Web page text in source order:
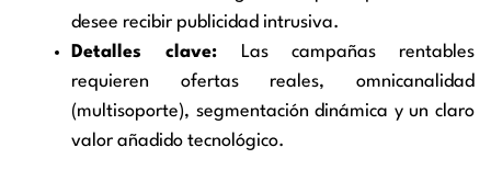
desee recibir publicidad intrusiva.
Detalles clave:
Las campañas rentables
requieren ofertas reales, omnicanalidad
(multisoporte), segmentación dinámica y un claro
valor añadido tecnológico.